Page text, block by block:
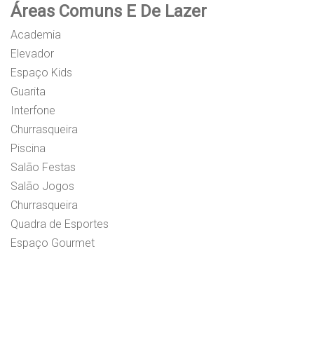
Áreas Comuns E De Lazer
Academia
Elevador
Espaço Kids
Guarita
Interfone
Churrasqueira
Piscina
Salão Festas
Salão Jogos
Churrasqueira
Quadra de Esportes
Espaço Gourmet